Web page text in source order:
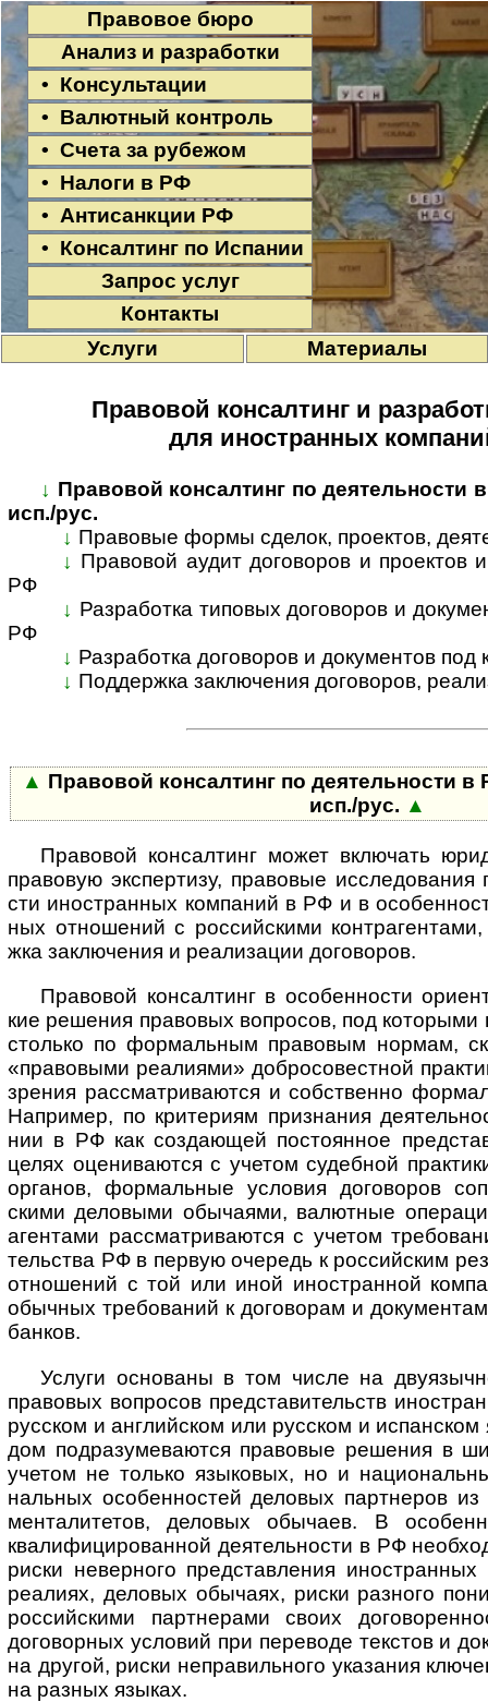
Правовое бюро
Анализ и разработки
• Консультации
• Валютный контроль
• Счета за рубежом
• Налоги в РФ
• Антисанкции РФ
• Консалтинг по Испании
Запрос услуг
Контакты
Услуги
Материалы
Правовой консалтинг и
для иностранных
↓ Правовой консалтинг по деятельности
исп./рус.
↓ Правовые формы сделок, проектов,
↓ Правовой аудит договоров и проектов
РФ
↓ Разработка типовых договоров и
РФ
↓ Разработка договоров и документов под
↓ Поддержка заключения договоров,
▲ Правовой консалтинг по деятельности
исп./рус. ▲
Правовой консалтинг может включать
пра­во­вую экс­пер­тизу, право­вые
сти ино­ст­ран­ных ком­паний в РФ и в
ных отно­шений с рос­сийс­кими
жка заклю­чения и реа­ли­зации дого­воров.
Правовой консалтинг в особенности
кие реше­ния пра­во­вых воп­ро­сов, под
сто­лько по фор­маль­ным пра­во­вым нор­мам,
«пра­во­выми реа­ли­ями» добро­совест­ной
зре­ния рас­смат­рива­ются и собст­венно
Напри­мер, по крите­риям приз­на­ния
нии в РФ как созда­ющей пос­тоян­ное
целях оцени­ва­ются с уче­том судеб­ной
орга­нов, фор­маль­ные усло­вия дого­во­ров
скими дело­выми обы­ча­ями, валют­ные
аген­тами рас­смат­рива­ются с уче­том
тель­ства РФ в пер­вую оче­редь к рос­сий­ским
отно­шений с той или иной ино­ст­ран­ной
обыч­ных тре­бо­ва­ний к дого­во­рам и
банков.
Услуги основаны в том числе на
пра­во­вых воп­ро­сов пред­ста­ви­тельств
рус­ском и анг­лий­ском или рус­ском и
дом под­разу­мева­ются пра­во­вые реше­ния в
уче­том не только язы­ковых, но и
наль­ных особен­ностей дело­вых парт­неров
мента­лите­тов, дело­вых обы­чаев. В
квали­фици­ро­ван­ной дея­тель­ности в РФ
риски невер­ного пред­став­ления
реа­лиях, дело­вых обы­чаях, риски раз­ного
рос­сий­скими парт­не­рами своих
дого­ворных усло­вий при пере­воде текс­тов и
на дру­гой, риски непра­виль­ного ука­за­ния
на раз­ных языках.